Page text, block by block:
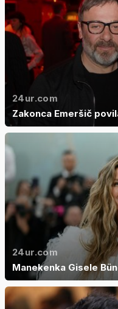
24ur.com
Zakonca Emeršič
24ur.com
Manekenka Gisele